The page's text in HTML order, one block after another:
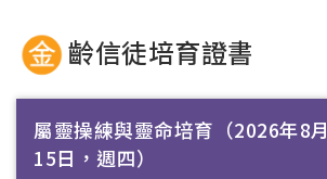
齡信徒培育證書
屬靈操練與靈命培育（2026年8
15日，週四）